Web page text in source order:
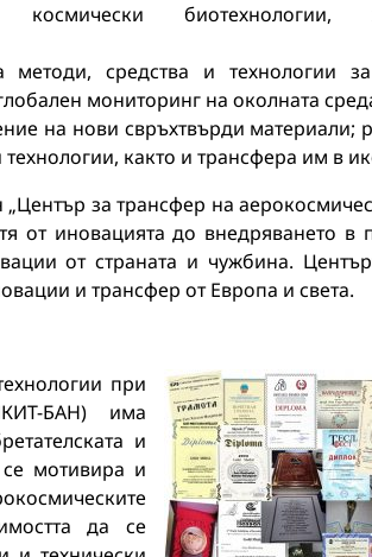
космически биотехнологии,
средства и технологии
мониторинг на околната
на нови свръхтвърди материали;
както и трансфера им в
за трансфер на
от иновацията до внедряването в
от страната и чужбина.
и трансфер от Европа и света.
при
БАН) има
и
се мотивира и
да се